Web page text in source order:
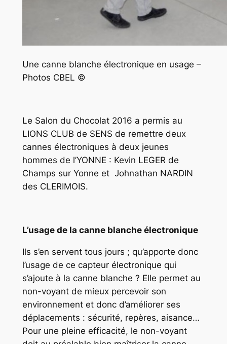
Une canne blanche électronique en usage –
Photos CBEL ©
Le Salon du Chocolat 2016 a permis au
LIONS CLUB de SENS de remettre deux
cannes électroniques à deux jeunes
hommes de l’YONNE : Kevin LEGER de
Champs sur Yonne et Johnathan NARDIN
des CLERIMOIS.
L’usage de la canne blanche électronique
Ils s’en servent tous jours ; qu’apporte donc
l’usage de ce capteur électronique qui
s’ajoute à la canne blanche ? Elle permet au
non-voyant de mieux percevoir son
environnement et donc d’améliorer ses
déplacements : sécurité, repères, aisance…
Pour une pleine efficacité, le non-voyant